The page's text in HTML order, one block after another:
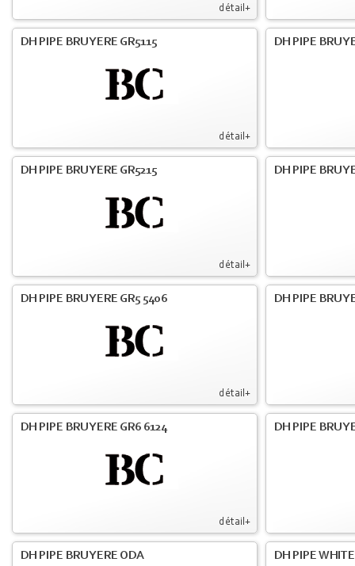
détail+
détail+
DH PIPE BRUYERE GR5115 DH PIPE
détail+
DH PIPE BRUYERE GR5215 DH PIPE
détail+
DH PIPE BRUYERE GR5 5406 DH PIPE
détail+
DH PIPE BRUYERE GR6 6124 DH PIPE
DH PIPE BRUYERE ODA DH PIPE